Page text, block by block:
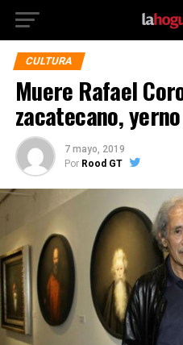
CULTURA
Muere Rafael
zacatecano,
7 mayo, 2019
Por Rood GT